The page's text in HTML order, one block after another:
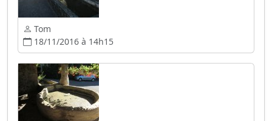
Tom
18/11/2016 à 14h15